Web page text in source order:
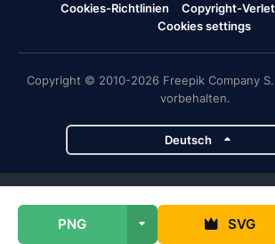
PNG SVG
Cookies-Richtlinien
Copyright-
Cookies settings
Copyright © 2010-2026 Freepik Company
vorbehalten.
Deutsch